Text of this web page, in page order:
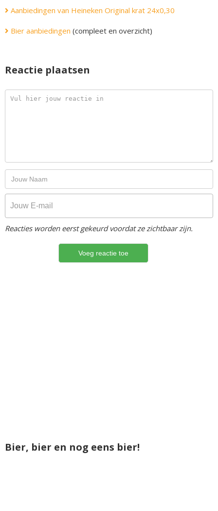
Aanbiedingen van Heineken Original krat 24x0,30
Bier aanbiedingen (compleet en overzicht)
Reactie plaatsen
Reacties worden eerst gekeurd voordat ze zichtbaar zijn.
Bier, bier en nog eens bier!